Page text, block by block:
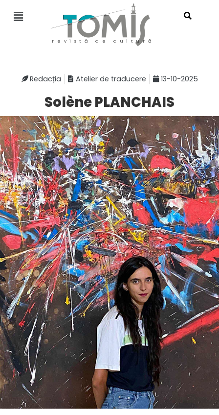
revistă de cultură
Redacția Atelier de traducere 13-10-2025
Solène PLANCHAIS